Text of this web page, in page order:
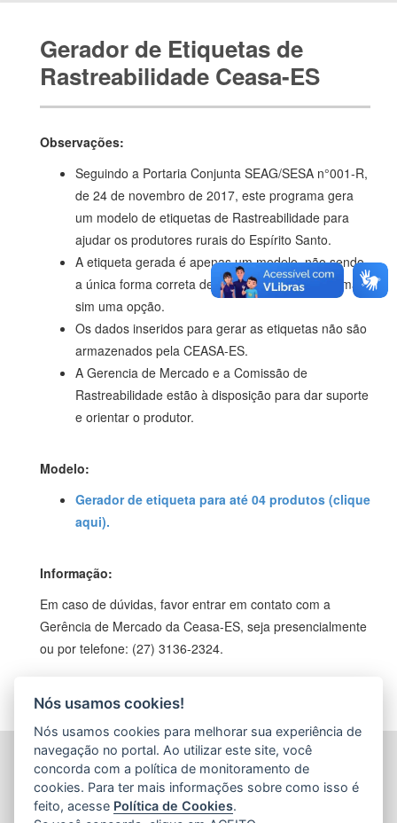
Gerador de Etiquetas de
Rastreabilidade Ceasa-ES
Observações:
Seguindo a Portaria Conjunta SEAG/SESA n°001-R,
de 24 de novembro de 2017, este programa gera
um modelo de etiquetas de Rastreabilidade para
ajudar os produtores rurais do Espírito Santo.
A etiqueta gerada é apenas um modelo, não sendo
a única forma correta de seguir as normativas, mas
sim uma opção.
Os dados inseridos para gerar as etiquetas não são
armazenados pela CEASA-ES.
A Gerencia de Mercado e a Comissão de
Rastreabilidade estão à disposição para dar suporte
e orientar o produtor.
Modelo:
Gerador de etiqueta para até 04 produtos (clique
aqui).
Informação:
Em caso de dúvidas, favor entrar em contato com a
Gerência de Mercado da Ceasa-ES, seja presencialmente
ou por telefone: (27) 3136-2324.
CENTRAIS DE ABASTECIMENTO DO ESPÍRITO SANTO
S.A. (CEASA-ES)
Avenida Mario Gurgel, nº 5468 - Vila Capixaba
CEP: 29148906 - Cariacica / ES
Nós usamos cookies!
Nós usamos cookies para melhorar sua experiência de
navegação no portal. Ao utilizar este site, você
concorda com a política de monitoramento de
cookies. Para ter mais informações sobre como isso é
feito, acesse Política de Cookies.